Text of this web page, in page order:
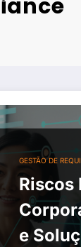
GESTÃO DE
Riscos
e